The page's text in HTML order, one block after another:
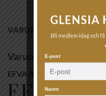
VARUMÄRKE
Varumärke
EFVA ATTLING
GLENSIA
Bli medlem idag och
E-post
Namn